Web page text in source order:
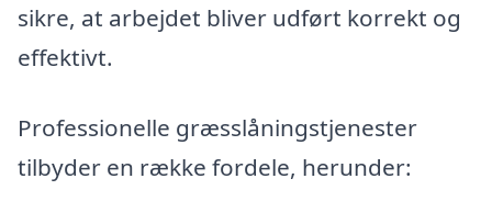
sikre, at arbejdet bliver udført korrekt og
effektivt.
Professionelle græsslåningstjenester
tilbyder en række fordele, herunder: